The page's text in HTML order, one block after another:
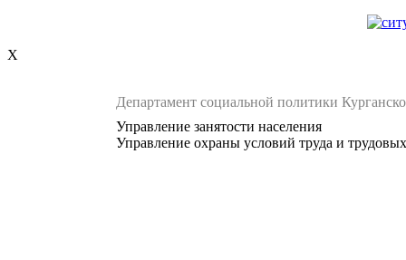
X
Департамент социальной политики
Управление занятости населения
Управление охраны условий труда и